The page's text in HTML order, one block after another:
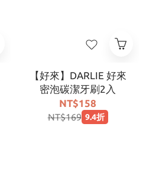
【好來】DARLIE 好來
密泡碳潔牙刷2入
NT$158
NT$169 9.4折